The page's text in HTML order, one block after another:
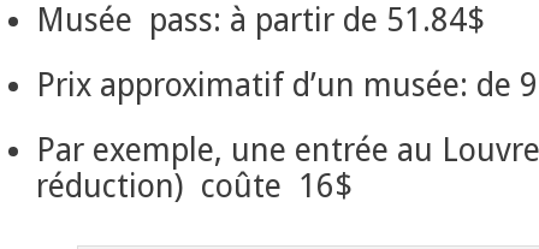
Musée pass: à partir de 51.84$
Prix approximatif d’un musée: de
Par exemple, une entrée au
réduction) coûte 16$